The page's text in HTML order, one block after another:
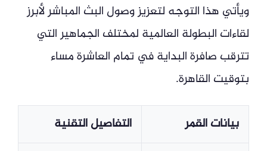
ويأتي هذا التوجه لتعزيز وصول البث المباشر لأبرز
لقاءات البطولة العالمية لمختلف الجماهير التي
تترقب صافرة البداية في تمام العاشرة مساء
بتوقيت القاهرة.
بيانات القمر
التفاصيل التقنية